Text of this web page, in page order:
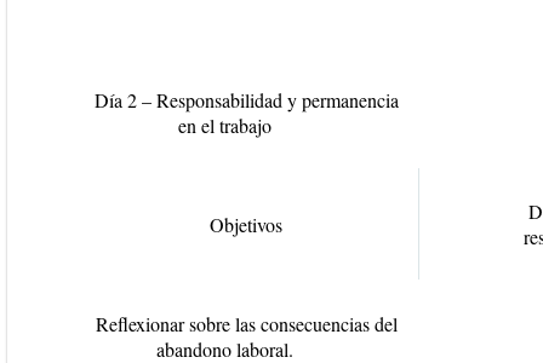
Día 2 – Responsabilidad y permanencia
en el trabajo
Objetivos
Reflexionar sobre las consecuencias del
abandono laboral.